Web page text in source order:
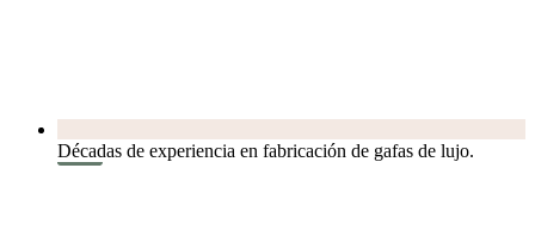
Décadas de experiencia en fabricación de gafas de lujo.